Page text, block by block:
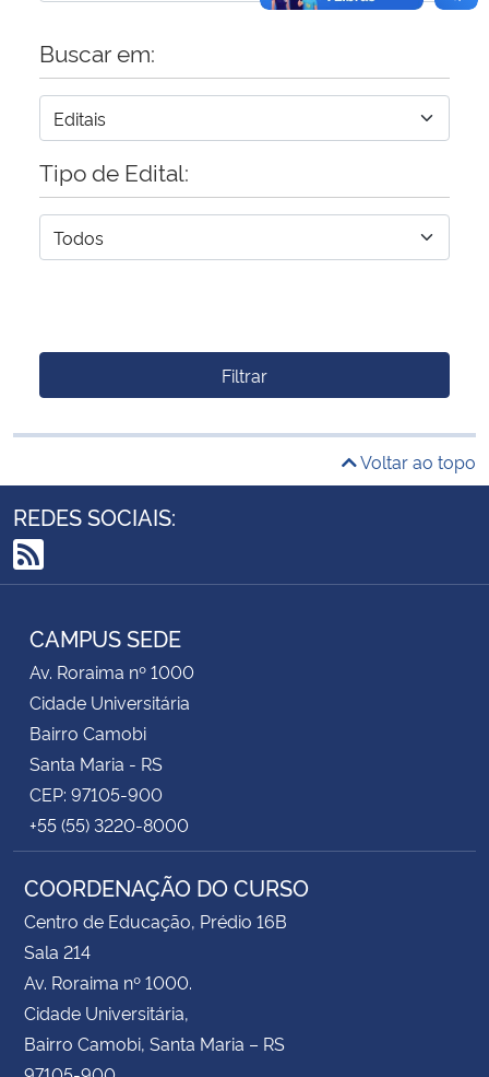
Buscar em:
Tipo de Edital:
Filtrar
Voltar ao topo
REDES SOCIAIS:
RSS
CAMPUS SEDE
Av. Roraima nº 1000
Cidade Universitária
Bairro Camobi
Santa Maria - RS
CEP: 97105-900
+55 (55) 3220-8000
COORDENAÇÃO DO CURSO
Centro de Educação, Prédio 16B
Sala 214
Av. Roraima nº 1000.
Cidade Universitária,
Bairro Camobi, Santa Maria – RS